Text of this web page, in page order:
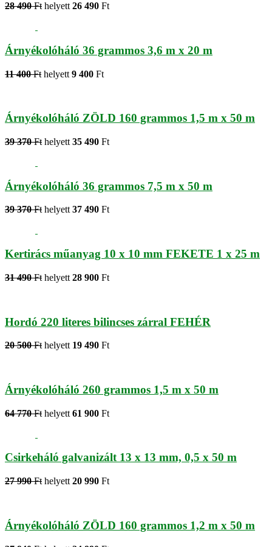
28 490 Ft helyett 26 490 Ft
Árnyékolóháló 36 grammos 3,6 m x 20 m
11 400 Ft helyett 9 400 Ft
Árnyékolóháló ZÖLD 160 grammos 1,5 m x 50 m
39 370 Ft helyett 35 490 Ft
Árnyékolóháló 36 grammos 7,5 m x 50 m
39 370 Fthelyett37 490 Ft
Kertirács műanyag 10 x 10 mm FEKETE 1 x 25 m
31 490 Ft helyett 28 900 Ft
Hordó 220 literes bilincses zárral FEHÉR
20 500 Ft helyett 19 490 Ft
Árnyékolóháló 260 grammos 1,5 m x 50 m
64 770 Ft helyett 61 900 Ft
Csirkeháló galvanizált 13 x 13 mm, 0,5 x 50 m
27 990 Ft helyett 20 990 Ft
Árnyékolóháló ZÖLD 160 grammos 1,2 m x 50 m